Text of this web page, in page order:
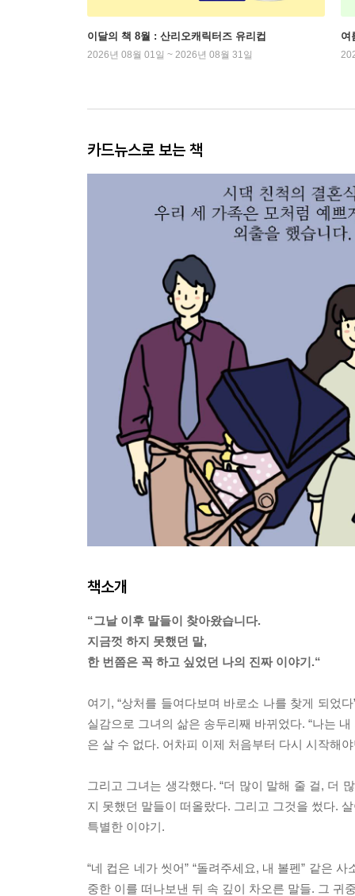
이달의 책 8월 : 산리오캐릭터즈 유리컵
2026년 08월 01일 ~ 2026년 08월 31일
여
카드뉴스로 보는 책
책소개
“그날 이후 말들이 찾아왔습니다.
지금껏 하지 못했던 말,
한 번쯤은 꼭 하고 싶었던 나의 진짜 이야기.“
여기, “상처를 들여다보며 바로소 나를 찾게 되었
실감으로 그녀의 삶은 송두리째 바뀌었다. “나는
은 살 수 없다. 어차피 이제 처음부터 다시 시작해야
그리고 그녀는 생각했다. “더 많이 말해 줄 걸, 더
지 못했던 말들이 떠올랐다. 그리고 그것을 썼다.
특별한 이야기.
“네 컵은 네가 씻어” “돌려주세요, 내 볼펜” 같은
중한 이를 떠나보낸 뒤 속 깊이 차오른 말들. 그 귀